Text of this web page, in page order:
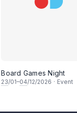
Board Games Night
23/01–04/12/2026 · Event